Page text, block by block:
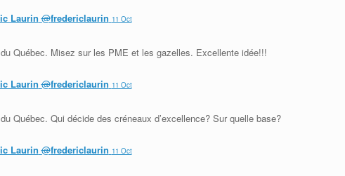
Laurin ‏@fredericlaurin 11 Oct
Québec. Misez sur les PME et les gazelles. Excellente idée!!!
Laurin ‏@fredericlaurin 11 Oct
Québec. Qui décide des créneaux d’excellence? Sur quelle base?
Laurin ‏@fredericlaurin 11 Oct